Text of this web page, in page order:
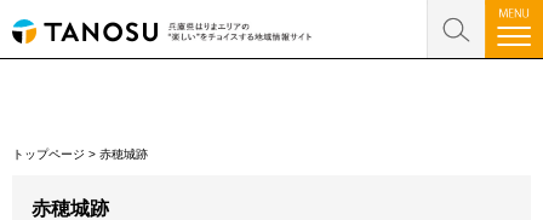
トップページ >赤穂城跡
赤穂城跡